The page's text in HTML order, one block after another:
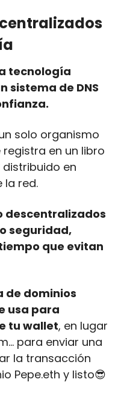
tecnología
sistema de DNS
solo organismo
en un libro
en
la red.
descentralizados
seguridad,
que evitan
de dominios
usa para
tu wallet, en lugar
para enviar una
la transacción
Pepe.eth y listo😎